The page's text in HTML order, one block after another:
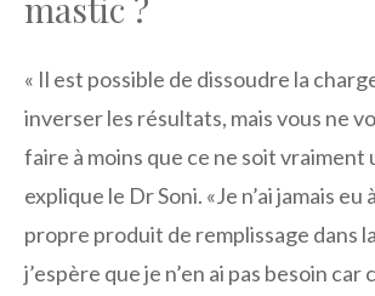
« Il est possible de dissoudre la
inverser les résultats, mais vous ne
faire à moins que ce ne soit vraiment
explique le Dr Soni. «Je n’ai jamais eu
propre produit de remplissage dans
j’espère que je n’en ai pas besoin car